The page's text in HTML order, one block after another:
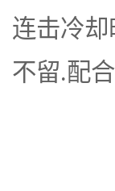
连击冷
不留.配